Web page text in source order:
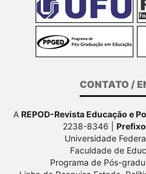
CONTATO /
A REPOD-Revista Educação e
2238-8346 | Prefixo
Universidade
Faculdade de
Programa de Pós-